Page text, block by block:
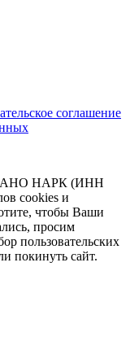
соглашение
АНО НАРК (ИНН
cookies и
чтобы Ваши
просим
пользовательских
покинуть сайт.